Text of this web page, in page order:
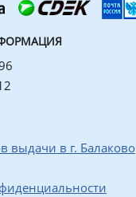
выдачи в г. Балаково